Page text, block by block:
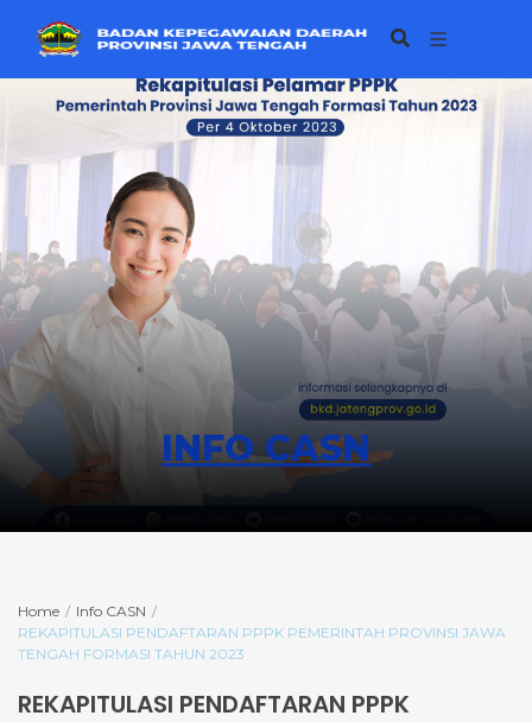
INFO CASN
Home
Info CASN
REKAPITULASI PENDAFTARAN PPPK PEMERINTAH PROVINSI JAWA
TENGAH FORMASI TAHUN 2023
REKAPITULASI PENDAFTARAN PPPK